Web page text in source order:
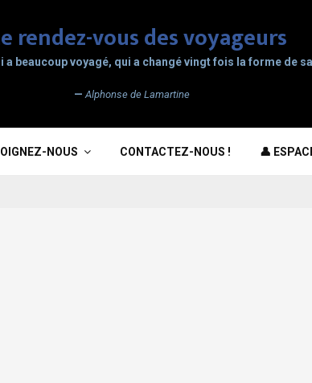
a beaucoup voyagé, qui a changé vingt fois la forme de
— Alphonse de Lamartine
NOUS CONTACTEZ-NOUS ! 👤